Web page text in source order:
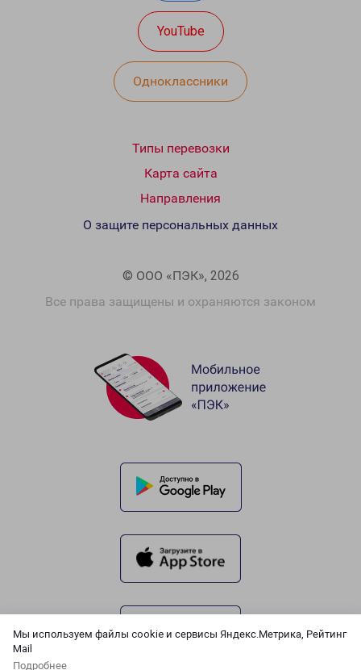
Мы используем файлы cookie и сервисы Яндекс.Метрика, Рейтинг
Mail
Подробнее
YouTube
Одноклассники
Типы перевозки
Карта сайта
Направления
© ООО «ПЭК», 2026
Все права защищены и охраняются законом
О защите персональных данных